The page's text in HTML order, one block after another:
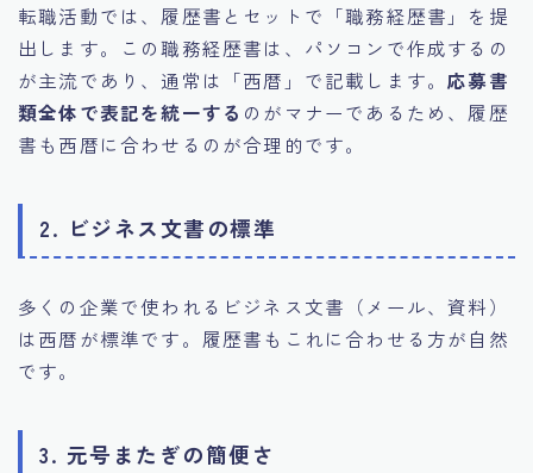
転職活動では、履歴書とセットで「職務経歴書」を提
出します。この職務経歴書は、パソコンで作成するの
が主流であり、通常は「西暦」で記載します。応募書
類全体で表記を統一する のがマナーであるため、履歴
書も西暦に合わせるのが合理的です。
2. ビジネス文書の標準
多くの企業で使われるビジネス文書（メール、資料）
は西暦が標準です。履歴書もこれに合わせる方が自然
です。
3. 元号またぎの簡便さ